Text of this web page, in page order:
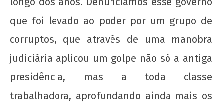
ocupação do Edifício Administrativo
“Bernardão” da Universidade Federal de
21 de
outubro
de 2016
wp-
admin
que foi levado ao poder por um grupo de
corruptos, que através de uma manobra
judiciária aplicou um golpe não só a antiga
presidência, mas a toda classe
trabalhadora, aprofundando ainda mais os